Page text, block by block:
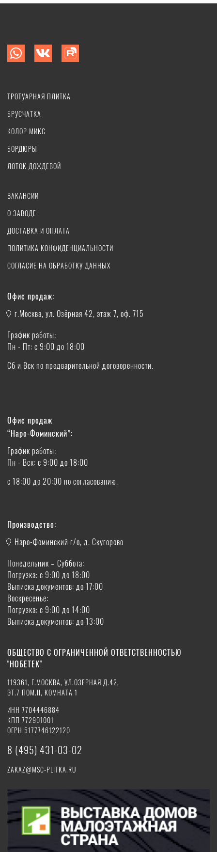
ТРОТУАРНАЯ ПЛИТКА
БРУСЧАТКА
КОЛОР МИКС
БОРДЮРЫ
ЛОТОК ДОЖДЕВОЙ
ВАКАНСИИ
О ЗАВОДЕ
ДОСТАВКА И ОПЛАТА
ПОЛИТИКА КОНФИДЕНЦИАЛЬНОСТИ
СОГЛАСИЕ НА ОБРАБОТКУ ДАННЫХ
Офис продаж:
г.Москва, ул. Озёрная 42, этаж 7, оф. 715
График работы:
Пн - Пт: с 9:00 до 18:00
Сб и Вск по предварительной договоренности.
Офис продаж
“Наро-Фоминский”:
График работы:
Пн - Вск: с 9:00 до 18:00
с 18:00 до 20:00 по согласованию.
Производство:
Наро-Фоминский г/о, д. Скугорово
Понедельник – Суббота:
Погрузка: с 9:00 до 18:00
Выписка документов: до 17:00
Воскресенье:
Погрузка: с 9:00 до 14:00
Выписка документов: до 13:00
ОБЩЕСТВО С ОГРАНИЧЕННОЙ ОТВЕТСТВЕННОСТЬЮ
"НОБЕТЕК"
119361, Г.МОСКВА, УЛ.ОЗЕРНАЯ Д.42,
ЭТ.7 ПОМ.II, КОМНАТА 1
ИНН 7704446884
КПП 772901001
ОГРН 5177746122120
8 (495) 431-03-02
ZAKAZ@MSC-PLITKA.RU